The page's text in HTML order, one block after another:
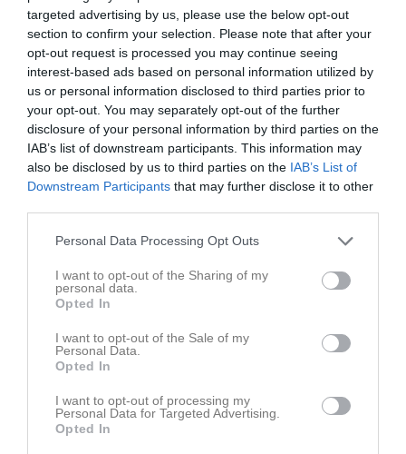
targeted advertising by us, please use the below opt-out
section to confirm your selection. Please note that after your
opt-out request is processed you may continue seeing
interest-based ads based on personal information utilized by
us or personal information disclosed to third parties prior to
your opt-out. You may separately opt-out of the further
disclosure of your personal information by third parties on the
IAB’s list of downstream participants. This information may
also be disclosed by us to third parties on the IAB’s List of
Downstream Participants that may further disclose it to other
Personal Data Processing Opt Outs
I want to opt-out of the Sharing of my
personal data.
Opted In
I want to opt-out of the Sale of my
Personal Data.
Opted In
I want to opt-out of processing my
Personal Data for Targeted Advertising.
Opted In
Ingen video uppladdad
Logga in och ladda upp ert första klipp
Senast uppdaterade album
Inget album finns skapat
Logga in som administratör och skapa ert första album
På gång Kalender